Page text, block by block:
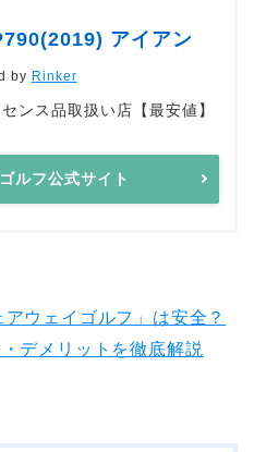
アイアン
by Rinker
ンス品取扱い店【最安値】
ルフ公式サイト
ウェイゴルフ」は安全？
デメリットを徹底解説